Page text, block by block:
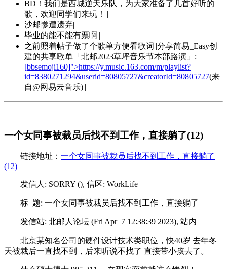
BD！我们是西城逆天乐队，为大家准备了几首好听的
歌，欢迎同学们来玩！||
沙邮惨遭遗弃||
毕业的能不能有票啊||
之前照着帖子做了个歌单方便看歌词||分享简易_Easy创
建的共享歌单「北邮2023草坪音乐节本部路演」:
[bbsemoji160]">https://y.music.163.com/m/playlist?
id=8380271294&userid=80805727&creatorId=80805727(来
自@网易云音乐)||
一个女同事被裁员后找不到工作，直接躺了(12)
链接地址： 一个女同事被裁员后找不到工作，直接躺了
(12)
发信人: SORRY (), 信区: WorkLife
标 题: 一个女同事被裁员后找不到工作，直接躺了
发信站: 北邮人论坛 (Fri Apr 7 12:38:39 2023), 站内
北京某知名公司的硬件设计技术类职位，快40岁 去年冬
天被裁后一直找不到，后来听说不找了 直接带小孩去了。